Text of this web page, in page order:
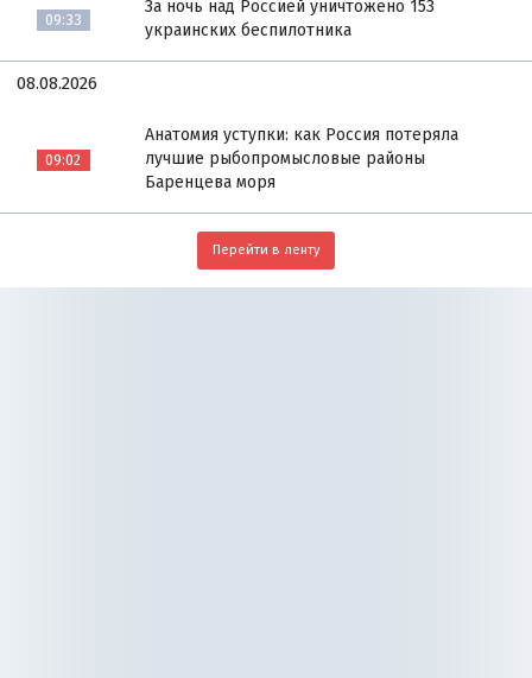
09:33
За ночь над Россией уничтожено 153
украинских беспилотника
08.08.2026
09:02
Анатомия уступки: как Россия потеряла
лучшие рыбопромысловые районы
Баренцева моря
Перейти в ленту